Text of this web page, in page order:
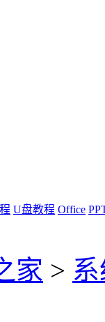
U盘教程 Office
家 >